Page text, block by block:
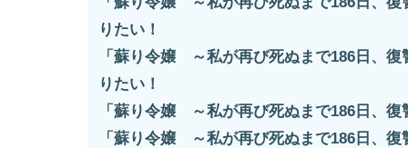
りたい！
「蘇り令嬢 ～私が再び死ぬまで186日、
りたい！
「蘇り令嬢 ～私が再び死ぬまで186日、
「蘇り令嬢 ～私が再び死ぬまで186日、